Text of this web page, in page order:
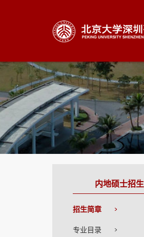
内地硕士招生
招生简章
专业目录